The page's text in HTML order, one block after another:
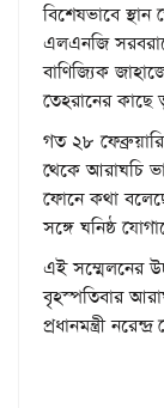
বিশেষভাবে
এলএনজি
বাণিজ্যিক
তেহরানের কাছে
গত ২৮
থেকে আরাঘচি
ফোনে কথা
সঙ্গে ঘনিষ্ঠ
এই সম্মেলনের
বৃহস্পতিবার
প্রধানমন্ত্রী